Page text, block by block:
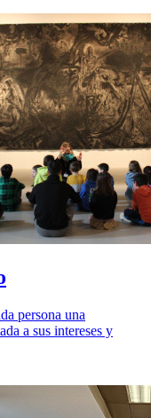
persona una
a sus intereses y